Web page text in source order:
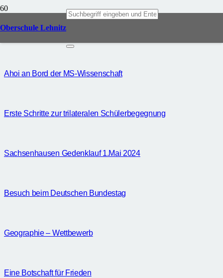
Oberschule Lehnitz
Beiträge von Peter Schramm
Ahoi an Bord der MS-Wissenschaft
Erste Schritte zur trilateralen Schülerbegegnung
Sachsenhausen Gedenklauf 1.Mai 2024
Besuch beim Deutschen Bundestag
Geographie – Wettbewerb
Eine Botschaft für Frieden